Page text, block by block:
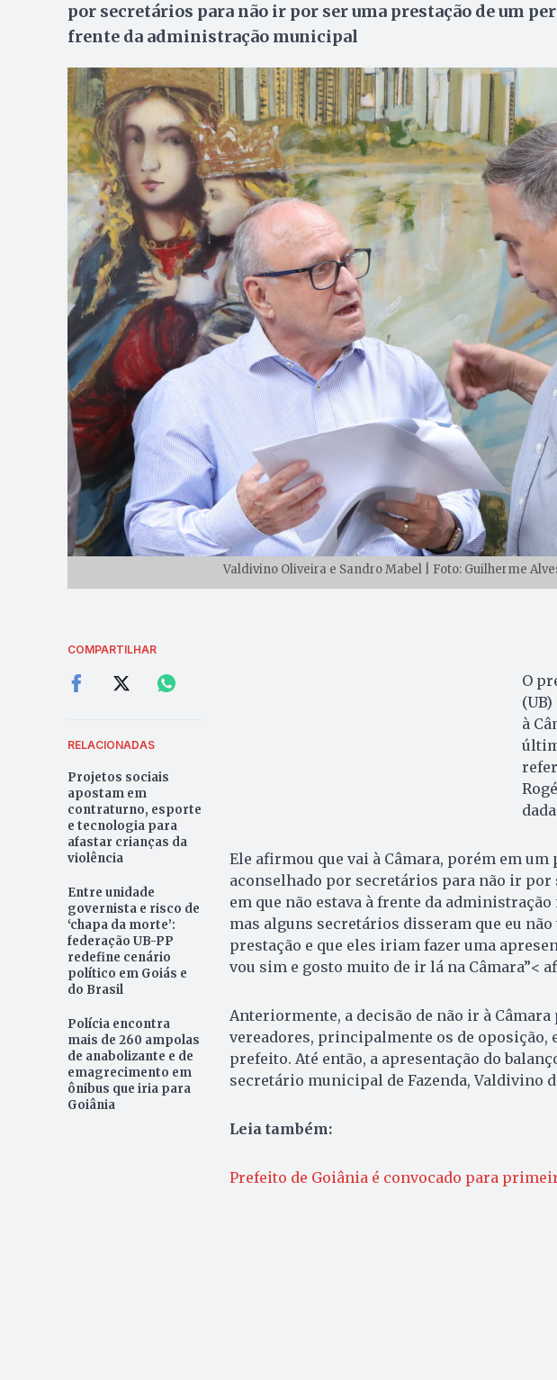
por secretários para não ir por ser uma prestação de um
frente da administração municipal
Valdivino Oliveira e Sandro Mabel | Foto: Guilherme
COMPARTILHAR
RELACIONADAS
Projetos sociais
apostam em
contraturno, esporte
e tecnologia para
afastar crianças da
violência
Entre unidade
governista e risco de
‘chapa da morte’:
federação UB-PP
redefine cenário
político em Goiás e
do Brasil
Polícia encontra
mais de 260 ampolas
de anabolizante e de
emagrecimento em
ônibus que iria para
Goiânia
O
à
Ele afirmou que vai à Câmara, porém em
aconselhado por secretários para não ir por
em que não estava à frente da
mas alguns secretários disseram que eu
prestação e que eles iriam fazer uma
vou sim e gosto muito de ir lá na Câmara”<
Anteriormente, a decisão de não ir à
vereadores, principalmente os de oposição,
prefeito. Até então, a apresentação do
secretário municipal de Fazenda, Valdivino
Leia também:
Prefeito de Goiânia é convocado para